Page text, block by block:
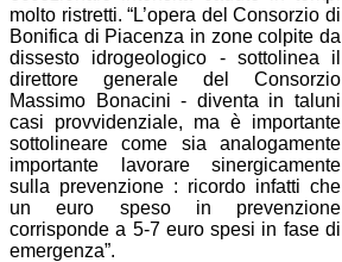
molto ristretti. “L’opera del Consorzio di
Bonifica di Piacenza in zone colpite da
dissesto idrogeologico - sottolinea il
direttore generale delConsorzio
Massimo Bonacini - diventa in taluni
casi provvidenziale, ma è importante
sottolineare come sia analogamente
importante lavorare sinergicamente
sulla prevenzione : ricordo infatti che
un euro speso in prevenzione
corrisponde a 5-7 euro spesi in fase di
emergenza”.